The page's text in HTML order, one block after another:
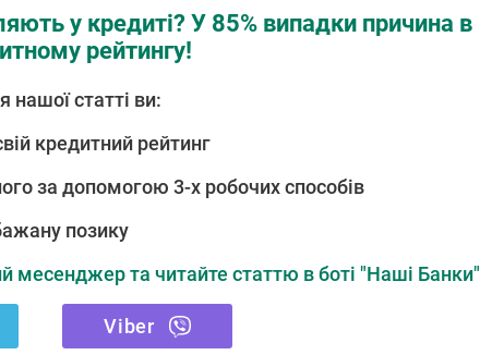
у кредиті? У 85% випадки причина в
рейтингу!
нашої статті ви:
кредитний рейтинг
за допомогою 3-х робочих способів
позику
месенджер та читайте статтю в боті "Наші Банки"
Viber